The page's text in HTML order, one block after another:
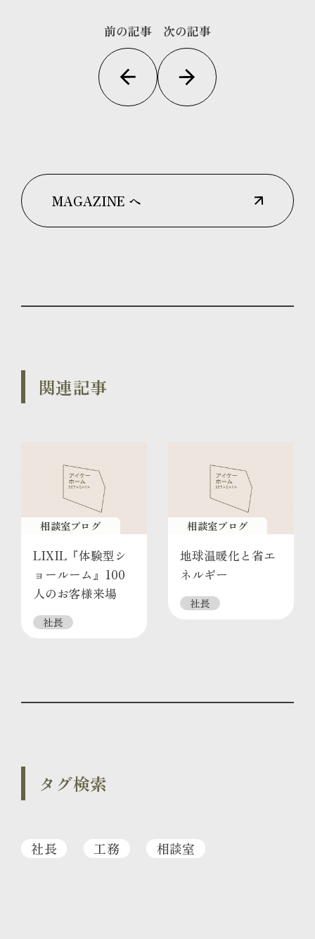
前の記事 次の記事
MAGAZINE へ
関連記事
相談室ブログ
LIXIL『体験型シ
ョールーム』100
人のお客様来場
社長
相談室ブログ
地球温暖化と省エ
ネルギー
社長
タグ検索
社長 工務 相談室